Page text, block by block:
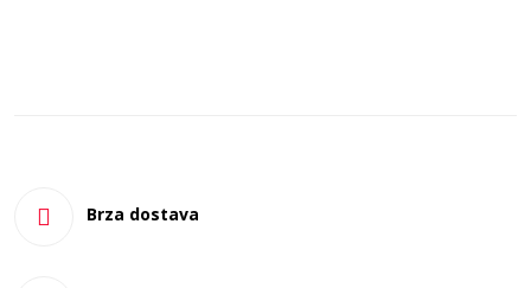
Brza dostava